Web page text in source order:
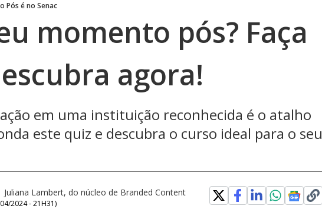
Pós é no Senac
momento pós? Faça
agora!
em uma instituição reconhecida é o atalho
este quiz e descubra o curso ideal para o seu
Juliana Lambert, do núcleo de Branded Content
2024 - 21H31)